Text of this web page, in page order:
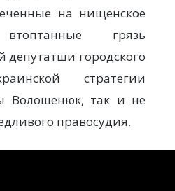
на нищенское
втоптанные грязь
городского
стратегии
Волошенюк, так и не
правосудия.